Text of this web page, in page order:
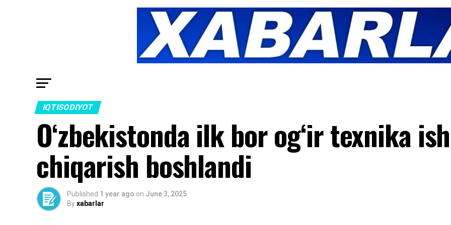
IQTISODIYOT
O‘zbekistonda ilk bor og‘ir texnika
chiqarish boshlandi
Published 1 year ago on June 3, 2025
Byxabarlar